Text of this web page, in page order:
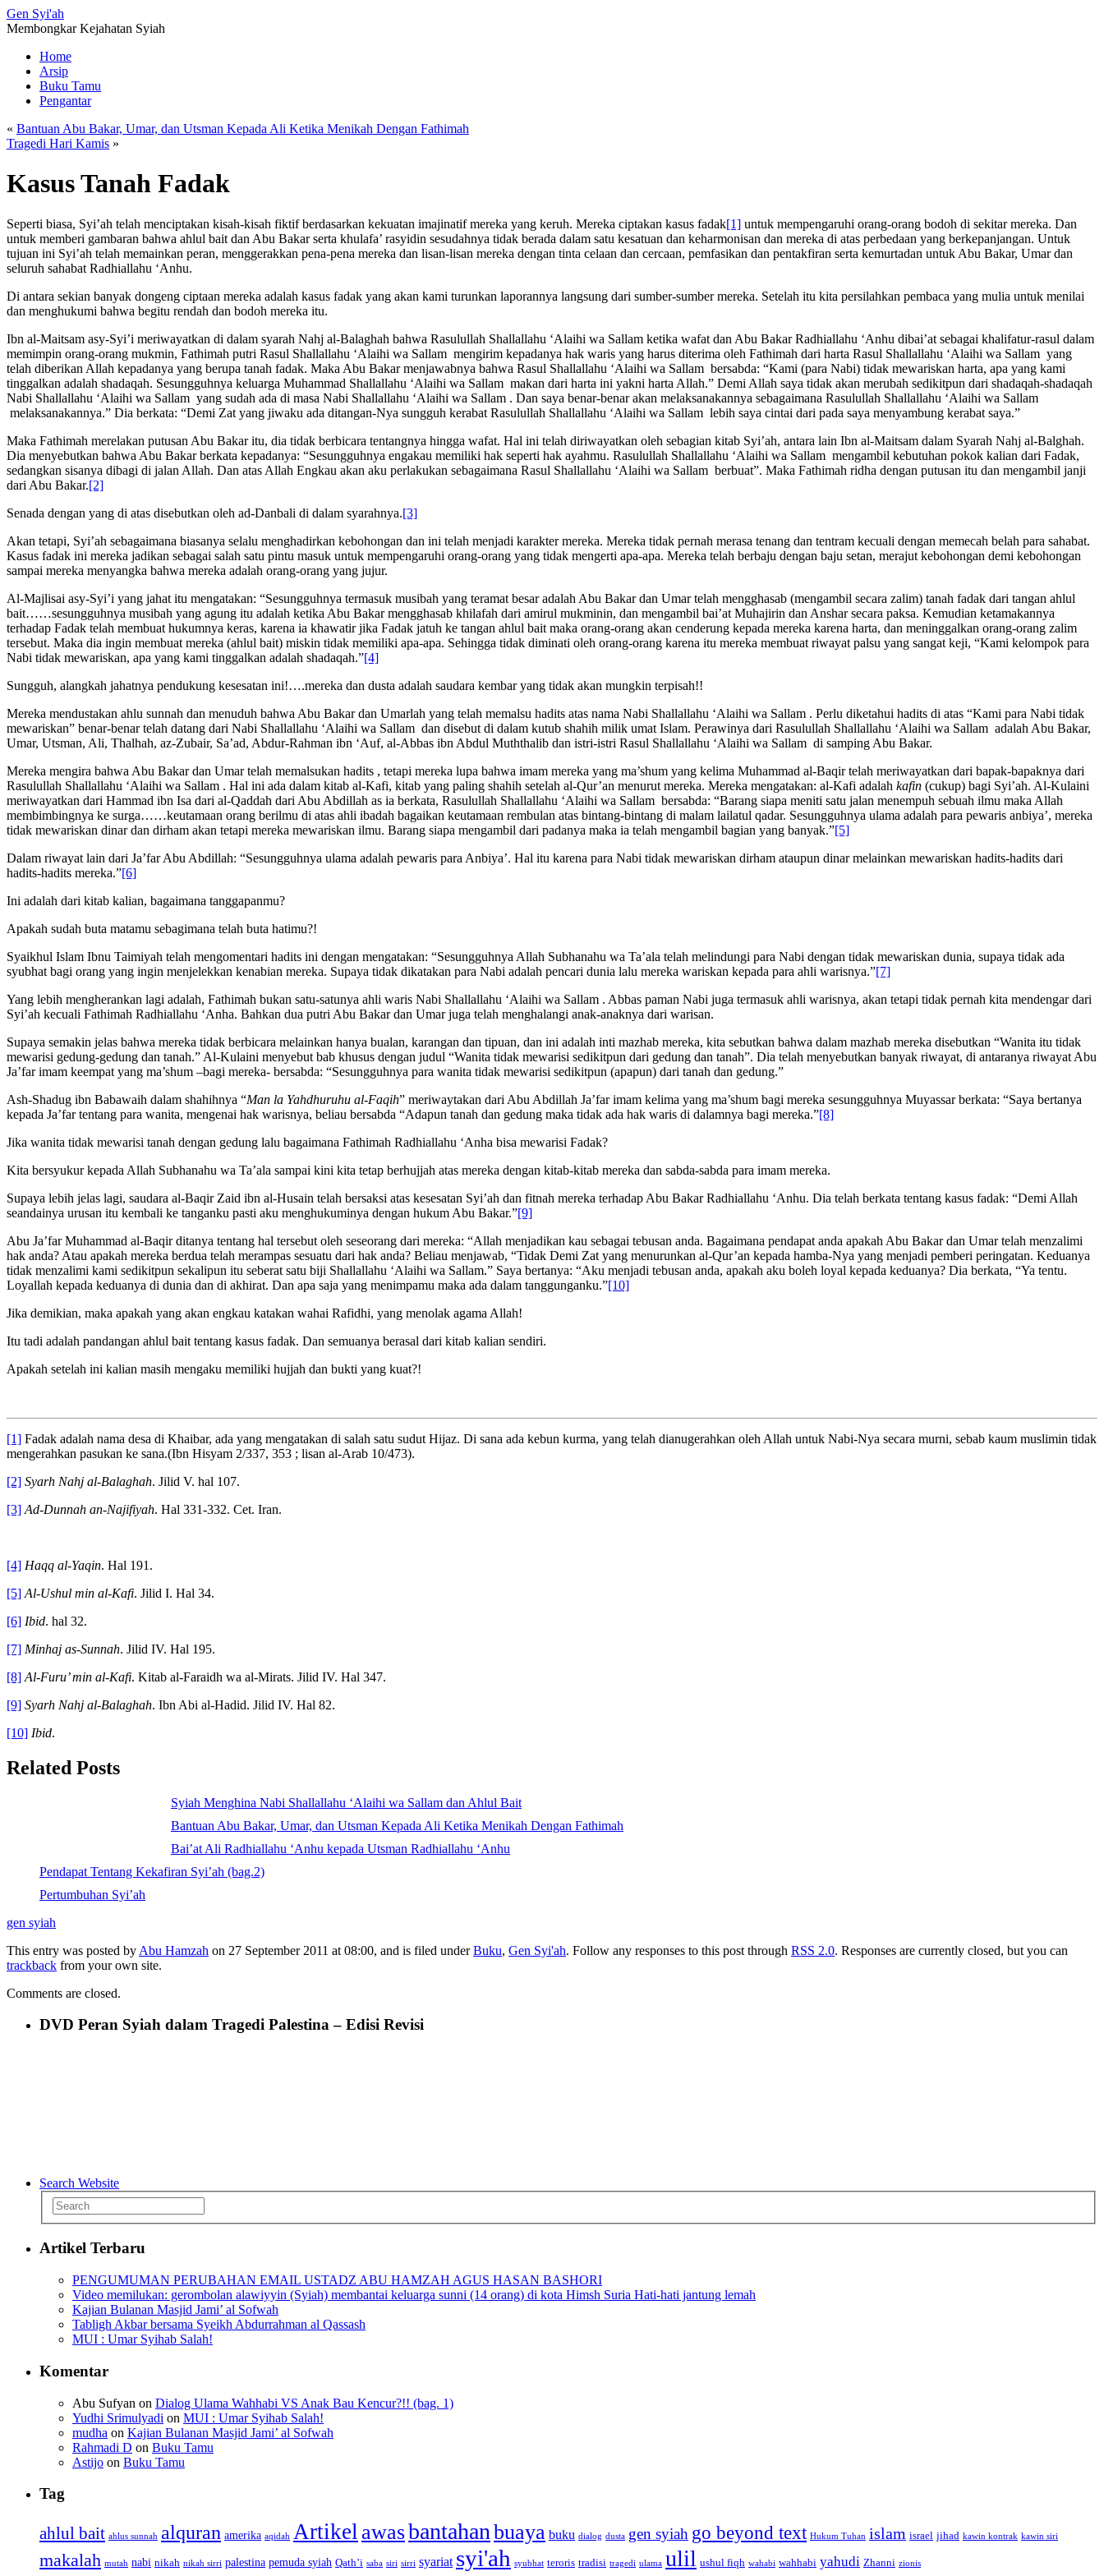
Gen Syi'ah
Membongkar Kejahatan Syiah
Home
Arsip
Buku Tamu
Pengantar
« Bantuan Abu Bakar, Umar, dan Utsman Kepada Ali Ketika Menikah Dengan Fathimah
Tragedi Hari Kamis »
Kasus Tanah Fadak
Seperti biasa, Syi’ah telah menciptakan kisah-kisah fiktif berdasarkan kekuatan imajinatif mereka yang keruh. Mereka ciptakan kasus fadak[1] untuk mempengaruhi orang-orang bodoh di sekitar mereka. Dan
untuk memberi gambaran bahwa ahlul bait dan Abu Bakar serta khulafa’ rasyidin sesudahnya tidak berada dalam satu kesatuan dan keharmonisan dan mereka di atas perbedaan yang berkepanjangan. Untuk
tujuan ini Syi’ah telah memainkan peran, menggerakkan pena-pena mereka dan lisan-lisan mereka dengan tinta celaan dan cercaan, pemfasikan dan pentakfiran serta kemurtadan untuk Abu Bakar, Umar dan
seluruh sahabat Radhiallahu ‘Anhu.
Di antara sekian banyak dongeng ciptaan mereka adalah kasus fadak yang akan kami turunkan laporannya langsung dari sumber-sumber mereka. Setelah itu kita persilahkan pembaca yang mulia untuk menilai
dan menghukumi bahwa begitu rendah dan bodoh mereka itu.
Ibn al-Maitsam asy-Syi’i meriwayatkan di dalam syarah Nahj al-Balaghah bahwa Rasulullah Shallallahu ‘Alaihi wa Sallam ketika wafat dan Abu Bakar Radhiallahu ‘Anhu dibai’at sebagai khalifatur-rasul dalam
memimpin orang-orang mukmin, Fathimah putri Rasul Shallallahu ‘Alaihi wa Sallam mengirim kepadanya hak waris yang harus diterima oleh Fathimah dari harta Rasul Shallallahu ‘Alaihi wa Sallam yang
telah diberikan Allah kepadanya yang berupa tanah fadak. Maka Abu Bakar menjawabnya bahwa Rasul Shallallahu ‘Alaihi wa Sallam bersabda: “Kami (para Nabi) tidak mewariskan harta, apa yang kami
tinggalkan adalah shadaqah. Sesungguhnya keluarga Muhammad Shallallahu ‘Alaihi wa Sallam makan dari harta ini yakni harta Allah.” Demi Allah saya tidak akan merubah sedikitpun dari shadaqah-shadaqah
Nabi Shallallahu ‘Alaihi wa Sallam yang sudah ada di masa Nabi Shallallahu ‘Alaihi wa Sallam . Dan saya benar-benar akan melaksanakannya sebagaimana Rasulullah Shallallahu ‘Alaihi wa Sallam
melaksanakannya.” Dia berkata: “Demi Zat yang jiwaku ada ditangan-Nya sungguh kerabat Rasulullah Shallallahu ‘Alaihi wa Sallam lebih saya cintai dari pada saya menyambung kerabat saya.”
Maka Fathimah merelakan putusan Abu Bakar itu, dia tidak berbicara tentangnya hingga wafat. Hal ini telah diriwayatkan oleh sebagian kitab Syi’ah, antara lain Ibn al-Maitsam dalam Syarah Nahj al-Balghah.
Dia menyebutkan bahwa Abu Bakar berkata kepadanya: “Sesungguhnya engakau memiliki hak seperti hak ayahmu. Rasulullah Shallallahu ‘Alaihi wa Sallam mengambil kebutuhan pokok kalian dari Fadak,
sedangkan sisanya dibagi di jalan Allah. Dan atas Allah Engkau akan aku perlakukan sebagaimana Rasul Shallallahu ‘Alaihi wa Sallam berbuat”. Maka Fathimah ridha dengan putusan itu dan mengambil janji
dari Abu Bakar.[2]
Senada dengan yang di atas disebutkan oleh ad-Danbali di dalam syarahnya.[3]
Akan tetapi, Syi’ah sebagaimana biasanya selalu menghadirkan kebohongan dan ini telah menjadi karakter mereka. Mereka tidak pernah merasa tenang dan tentram kecuali dengan memecah belah para sahabat.
Kasus fadak ini mereka jadikan sebagai salah satu pintu masuk untuk mempengaruhi orang-orang yang tidak mengerti apa-apa. Mereka telah berbaju dengan baju setan, merajut kebohongan demi kebohongan
sampai mereka menyangka bahwa mereka adalah orang-orang yang jujur.
Al-Majlisai asy-Syi’i yang jahat itu mengatakan: “Sesungguhnya termasuk musibah yang teramat besar adalah Abu Bakar dan Umar telah mengghasab (mengambil secara zalim) tanah fadak dari tangan ahlul
bait……sesungguhnya musibah yang agung itu adalah ketika Abu Bakar mengghasab khilafah dari amirul mukminin, dan mengambil bai’at Muhajirin dan Anshar secara paksa. Kemudian ketamakannya
terhadap Fadak telah membuat hukumnya keras, karena ia khawatir jika Fadak jatuh ke tangan ahlul bait maka orang-orang akan cenderung kepada mereka karena harta, dan meninggalkan orang-orang zalim
tersebut. Maka dia ingin membuat mereka (ahlul bait) miskin tidak memiliki apa-apa. Sehingga tidak diminati oleh orang-orang karena itu mereka membuat riwayat palsu yang sangat keji, “Kami kelompok para
Nabi tidak mewariskan, apa yang kami tinggalkan adalah shadaqah.”[4]
Sungguh, alangkah jahatnya pendukung kesesatan ini!….mereka dan dusta adalah saudara kembar yang tidak akan mungkin terpisah!!
Mereka mendustakan ahlu sunnah dan menuduh bahwa Abu Bakar dan Umarlah yang telah memalsu hadits atas nama Nabi Shallallahu ‘Alaihi wa Sallam . Perlu diketahui hadits di atas “Kami para Nabi tidak
mewariskan” benar-benar telah datang dari Nabi Shallallahu ‘Alaihi wa Sallam dan disebut di dalam kutub shahih milik umat Islam. Perawinya dari Rasulullah Shallallahu ‘Alaihi wa Sallam adalah Abu Bakar,
Umar, Utsman, Ali, Thalhah, az-Zubair, Sa’ad, Abdur-Rahman ibn ‘Auf, al-Abbas ibn Abdul Muththalib dan istri-istri Rasul Shallallahu ‘Alaihi wa Sallam di samping Abu Bakar.
Mereka mengira bahwa Abu Bakar dan Umar telah memalsukan hadits , tetapi mereka lupa bahwa imam mereka yang ma’shum yang kelima Muhammad al-Baqir telah meriwayatkan dari bapak-bapaknya dari
Rasulullah Shallallahu ‘Alaihi wa Sallam . Hal ini ada dalam kitab al-Kafi, kitab yang paling shahih setelah al-Qur’an menurut mereka. Mereka mengatakan: al-Kafi adalah kafin (cukup) bagi Syi’ah. Al-Kulaini
meriwayatkan dari Hammad ibn Isa dari al-Qaddah dari Abu Abdillah as ia berkata, Rasulullah Shallallahu ‘Alaihi wa Sallam bersabda: “Barang siapa meniti satu jalan menempuh sebuah ilmu maka Allah
membimbingnya ke surga……keutamaan orang berilmu di atas ahli ibadah bagaikan keutamaan rembulan atas bintang-bintang di malam lailatul qadar. Sesungguhnya ulama adalah para pewaris anbiya’, mereka
tidak mewariskan dinar dan dirham akan tetapi mereka mewariskan ilmu. Barang siapa mengambil dari padanya maka ia telah mengambil bagian yang banyak.”[5]
Dalam riwayat lain dari Ja’far Abu Abdillah: “Sesungguhnya ulama adalah pewaris para Anbiya’. Hal itu karena para Nabi tidak mewariskan dirham ataupun dinar melainkan mewariskan hadits-hadits dari
hadits-hadits mereka.”[6]
Ini adalah dari kitab kalian, bagaimana tanggapanmu?
Apakah sudah buta matamu sebagimana telah buta hatimu?!
Syaikhul Islam Ibnu Taimiyah telah mengomentari hadits ini dengan mengatakan: “Sesungguhnya Allah Subhanahu wa Ta’ala telah melindungi para Nabi dengan tidak mewariskan dunia, supaya tidak ada
syubhat bagi orang yang ingin menjelekkan kenabian mereka. Supaya tidak dikatakan para Nabi adalah pencari dunia lalu mereka wariskan kepada para ahli warisnya.”[7]
Yang lebih mengherankan lagi adalah, Fathimah bukan satu-satunya ahli waris Nabi Shallallahu ‘Alaihi wa Sallam . Abbas paman Nabi juga termasuk ahli warisnya, akan tetapi tidak pernah kita mendengar dari
Syi’ah kecuali Fathimah Radhiallahu ‘Anha. Bahkan dua putri Abu Bakar dan Umar juga telah menghalangi anak-anaknya dari warisan.
Supaya semakin jelas bahwa mereka tidak berbicara melainkan hanya bualan, karangan dan tipuan, dan ini adalah inti mazhab mereka, kita sebutkan bahwa dalam mazhab mereka disebutkan “Wanita itu tidak
mewarisi gedung-gedung dan tanah.” Al-Kulaini menyebut bab khusus dengan judul “Wanita tidak mewarisi sedikitpun dari gedung dan tanah”. Dia telah menyebutkan banyak riwayat, di antaranya riwayat Abu
Ja’far imam keempat yang ma’shum –bagi mereka- bersabda: “Sesungguhnya para wanita tidak mewarisi sedikitpun (apapun) dari tanah dan gedung.”
Ash-Shadug ibn Babawaih dalam shahihnya “Man la Yahdhuruhu al-Faqih” meriwaytakan dari Abu Abdillah Ja’far imam kelima yang ma’shum bagi mereka sesungguhnya Muyassar berkata: “Saya bertanya
kepada Ja’far tentang para wanita, mengenai hak warisnya, beliau bersabda “Adapun tanah dan gedung maka tidak ada hak waris di dalamnya bagi mereka.”[8]
Jika wanita tidak mewarisi tanah dengan gedung lalu bagaimana Fathimah Radhiallahu ‘Anha bisa mewarisi Fadak?
Kita bersyukur kepada Allah Subhanahu wa Ta’ala sampai kini kita tetap berhujjah atas mereka dengan kitab-kitab mereka dan sabda-sabda para imam mereka.
Supaya lebih jelas lagi, saudara al-Baqir Zaid ibn al-Husain telah bersaksi atas kesesatan Syi’ah dan fitnah mereka terhadap Abu Bakar Radhiallahu ‘Anhu. Dia telah berkata tentang kasus fadak: “Demi Allah
seandainya urusan itu kembali ke tanganku pasti aku menghukuminya dengan hukum Abu Bakar.”[9]
Abu Ja’far Muhammad al-Baqir ditanya tentang hal tersebut oleh seseorang dari mereka: “Allah menjadikan kau sebagai tebusan anda. Bagaimana pendapat anda apakah Abu Bakar dan Umar telah menzalimi
hak anda? Atau apakah mereka berdua telah merampas sesuatu dari hak anda? Beliau menjawab, “Tidak Demi Zat yang menurunkan al-Qur’an kepada hamba-Nya yang menjadi pemberi peringatan. Keduanya
tidak menzalimi kami sedikitpun sekalipun itu seberat satu biji Shallallahu ‘Alaihi wa Sallam.” Saya bertanya: “Aku menjadi tebusan anda, apakah aku boleh loyal kepada keduanya? Dia berkata, “Ya tentu.
Loyallah kepada keduanya di dunia dan di akhirat. Dan apa saja yang menimpamu maka ada dalam tanggunganku.”[10]
Jika demikian, maka apakah yang akan engkau katakan wahai Rafidhi, yang menolak agama Allah!
Itu tadi adalah pandangan ahlul bait tentang kasus fadak. Dan semuanya berasal dari kitab kalian sendiri.
Apakah setelah ini kalian masih mengaku memiliki hujjah dan bukti yang kuat?!
[1] Fadak adalah nama desa di Khaibar, ada yang mengatakan di salah satu sudut Hijaz. Di sana ada kebun kurma, yang telah dianugerahkan oleh Allah untuk Nabi-Nya secara murni, sebab kaum muslimin tidak
mengerahkan pasukan ke sana.(Ibn Hisyam 2/337, 353 ; lisan al-Arab 10/473).
[2] Syarh Nahj al-Balaghah. Jilid V. hal 107.
[3] Ad-Dunnah an-Najifiyah. Hal 331-332. Cet. Iran.
[4] Haqq al-Yaqin. Hal 191.
[5] Al-Ushul min al-Kafi. Jilid I. Hal 34.
[6] Ibid. hal 32.
[7] Minhaj as-Sunnah. Jilid IV. Hal 195.
[8] Al-Furu’ min al-Kafi. Kitab al-Faraidh wa al-Mirats. Jilid IV. Hal 347.
[9] Syarh Nahj al-Balaghah. Ibn Abi al-Hadid. Jilid IV. Hal 82.
[10] Ibid.
Related Posts
Syiah Menghina Nabi Shallallahu ‘Alaihi wa Sallam dan Ahlul Bait
Bantuan Abu Bakar, Umar, dan Utsman Kepada Ali Ketika Menikah Dengan Fathimah
Bai’at Ali Radhiallahu ‘Anhu kepada Utsman Radhiallahu ‘Anhu
Pendapat Tentang Kekafiran Syi’ah (bag.2)
Pertumbuhan Syi’ah
gen syiah
This entry was posted by Abu Hamzah on 27 September 2011 at 08:00, and is filed underBuku, Gen Syi'ah. Follow any responses to this post through RSS 2.0. Responses are currently closed, but you can
trackback from your own site.
Comments are closed.
DVD Peran Syiah dalam Tragedi Palestina – Edisi Revisi
Search Website
Artikel Terbaru
PENGUMUMAN PERUBAHAN EMAIL USTADZ ABU HAMZAH AGUS HASAN BASHORI
Video memilukan: gerombolan alawiyyin (Syiah) membantai keluarga sunni (14 orang) di kota Himsh Suria Hati-hati jantung lemah
Kajian Bulanan Masjid Jami’ al Sofwah
Tabligh Akbar bersama Syeikh Abdurrahman al Qassash
MUI : Umar Syihab Salah!
Komentar
Abu Sufyan on Dialog Ulama Wahhabi VS Anak Bau Kencur?!! (bag. 1)
Yudhi Srimulyadi on MUI : Umar Syihab Salah!
mudha on Kajian Bulanan Masjid Jami’ al Sofwah
Rahmadi D on Buku Tamu
Astijo on Buku Tamu
Tag
ahlul bait ahlus sunnah alquran amerika aqidah Artikel awasbantahan buaya buku dialog dusta gen syiah go beyond text Hukum Tuhan islam israel jihad kawin kontrak kawin siri
makalah mutah nabi nikah nikah sirri palestina pemuda syiah Qath’i saba siri sirri syariat syi'ah syubhat teroris tradisi tragedi ulama ulil ushul fiqh wahabi wahhabi yahudi Zhanni zionis